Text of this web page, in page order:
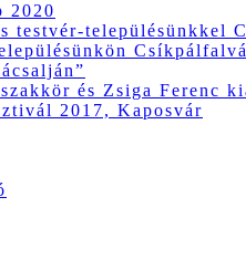
2020
testvér-településünkkel
és Zsiga Ferenc
2017, Kaposvár